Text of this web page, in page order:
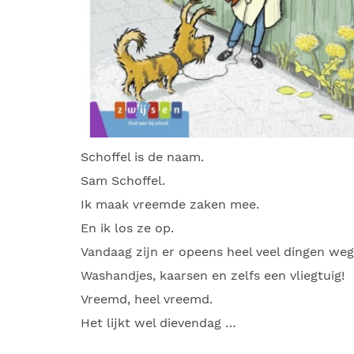
Schoffel is de naam.
Sam Schoffel.
Ik maak vreemde zaken mee.
En ik los ze op.
Vandaag zijn er opeens heel veel dingen
Washandjes, kaarsen en zelfs een vliegtuig!
Vreemd, heel vreemd.
Het lijkt wel dievendag …